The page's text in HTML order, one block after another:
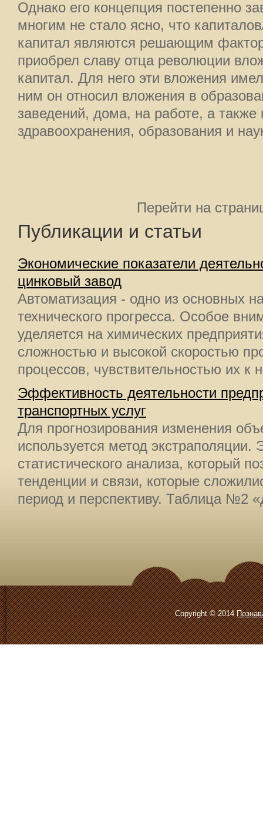
Однако его концепция постепенно
многим не стало ясно, что
капитал являются решающим
приобрел славу отца революции
капитал. Для него эти вложения
ним он относил вложения в
заведений, дома, на работе, а
здравоохранения, образования и
Перейти на
Публикации и статьи
Экономические показатели
цинковый завод
Автоматизация - одно из основных
технического прогресса. Особое
уделяется на химических
сложностью и высокой скоростью
процессов, чувствительностью их
Эффективность деятельности
транспортных услуг
Для прогнозирования изменения
используется метод экстраполяции.
статистического анализа, который
тенденции и связи, которые
период и перспективу. Таблица №2
Copyright © 2014